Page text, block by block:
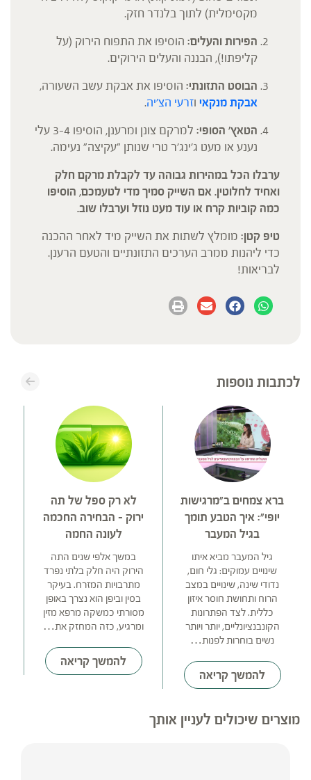
מקסימלית) לתוך בלנדר חזק.
הפירות והעלים: הוסיפו את התפוח הירוק (על
קליפתו!), הבננה והעלים הירוקים.
הבוסט התזונתי: הוסיפו את אבקת עשב השעורה,
אבקת מנקאי וזרעי הצ'יה.
הטאץ' הסופי:
למרקם צונן ומרענן, הוסיפו 3-4 עלי
נענע או מעט ג'ינג'ר טרי שנותן "עקיצה" נעימה.
ערבלו הכל במהירות גבוהה עד לקבלת מרקם חלק
ואחיד לחלוטין. אם השייק סמיך מדי לטעמכם, הוסיפו
כמה קוביות קרח או עוד מעט נוזל וערבלו שוב.
טיפ קטן: מומלץ לשתות את השייק מיד לאחר ההכנה
כדי ליהנות ממרב הערכים התזונתיים והטעם הרענן.
לבריאות!
לכתבות נוספות
ברא צמחים ב"מרגישות
יופי": איך הטבע תומך
בגיל המעבר
גיל המעבר מביא איתו
שינויים עמוקים: גלי חום,
נדודי שינה, שינויים במצב
הרוח ותחושת חוסר איזון
כללית. לצד הפתרונות
הקונבנציונליים, יותר ויותר
נשים בוחרות לפנות…
להמשך קריאה
לא רק ספל של תה
ירוק – הבחירה החכמה
לעונה החמה
במשך אלפי שנים התה
הירוק היה חלק בלתי נפרד
מתרבויות המזרח. בעיקר
בסין וביפן הוא נצרך באופן
מסורתי כמשקה מרפא מזין
ומרגיע, כזה המחזק את…
להמשך קריאה
מוצרים שיכולים לעניין אותך